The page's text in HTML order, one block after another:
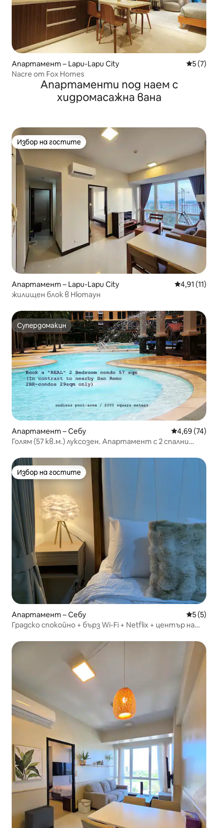
Апартамент – Lapu-Lapu City Средна
5 (7)
Nacre от Fox Homes
Апартаменти под наем с
хидромасажна вана
Избор на гостите
Избор на гостите
Апартамент – Lapu-Lapu City Средна
4,91 (11)
жилищен блок в Нютаун
Супердомакин
Супердомакин
Апартамент – Себу Средна
4,69 (74)
Голям (57 кв.м.) луксозен. Апартамент с 2 спални
Избор на гостите
Избор на гостите
Апартамент – Себу Средна
5 (5)
Градско спокойно + бърз Wi-Fi + Netflix + център на